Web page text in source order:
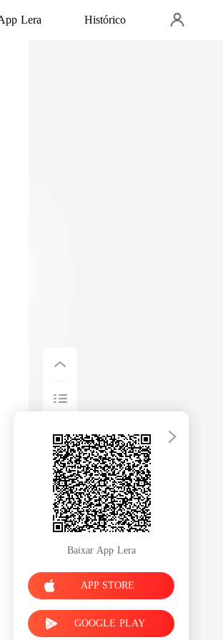
Lera Histórico
Baixar App Lera
APP STORE
GOOGLE PLAY